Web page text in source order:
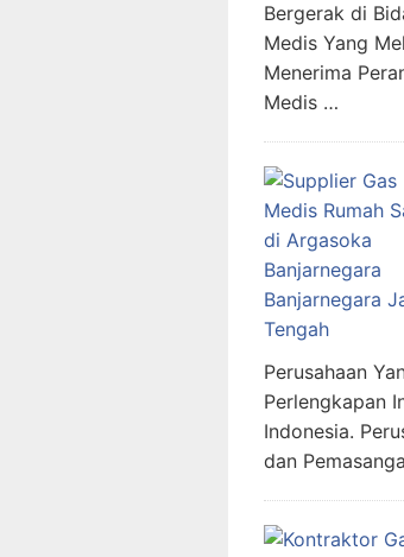
Bergerak di
Medis Yang
Menerima
Medis …
Perusahaan
Perlengkapan
Indonesia.
dan